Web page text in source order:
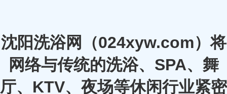
沈阳洗浴网（024xyw.com）将
网络与传统的洗浴、SPA、舞
厅、KTV、夜场等休闲行业紧密